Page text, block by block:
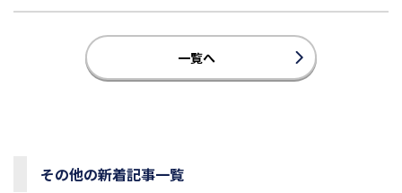
一覧へ
その他の新着記事一覧